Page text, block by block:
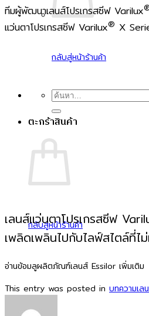
กลับสู่หน้าร้านค้า
ค้นหา:
ตะกร้าสินค้า
กลับสู่หน้าร้านค้า
ทีมผู้พัฒนาเลนส์โปรเกรสซีฟ Varilux
แว่นตาโปรเกรสซีฟ Varilux® X
เลนส์แว่นตาโปรเกรสซีฟ
เพลิดเพลินไปกับไลฟ์สไตล์ที่ไ
อ่านข้อมลูผลิตภัณฑ์เลนส์ Essilor เพิ่มเติม
This entry was posted in บทความเล